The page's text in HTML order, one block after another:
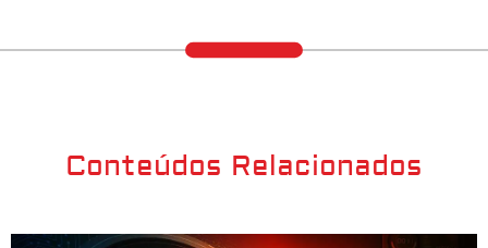
Conteúdos Relacionados